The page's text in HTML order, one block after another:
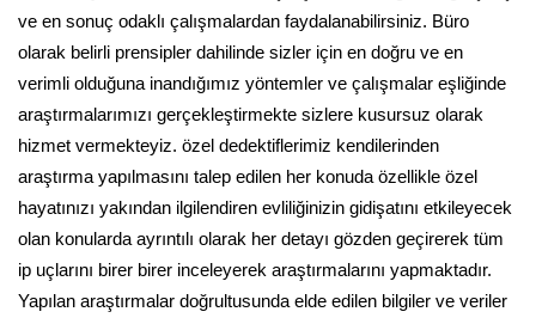
ve en sonuç odaklı çalışmalardan faydalanabilirsiniz. Büro
olarak belirli prensipler dahilinde sizler için en doğru ve en
verimli olduğuna inandığımız yöntemler ve çalışmalar eşliğinde
araştırmalarımızı gerçekleştirmekte sizlere kusursuz olarak
hizmet vermekteyiz. özel dedektiflerimiz kendilerinden
araştırma yapılmasını talep edilen her konuda özellikle özel
hayatınızı yakından ilgilendiren evliliğinizin gidişatını etkileyecek
olan konularda ayrıntılı olarak her detayı gözden geçirerek tüm
ip uçlarını birer birer inceleyerek araştırmalarını yapmaktadır.
Yapılan araştırmalar doğrultusunda elde edilen bilgiler ve veriler